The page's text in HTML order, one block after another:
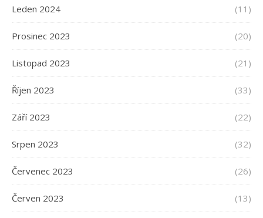
Leden 2024 (11)
Prosinec 2023 (20)
Listopad 2023 (21)
Říjen 2023 (33)
Září 2023 (22)
Srpen 2023 (32)
Červenec 2023 (26)
Červen 2023 (13)